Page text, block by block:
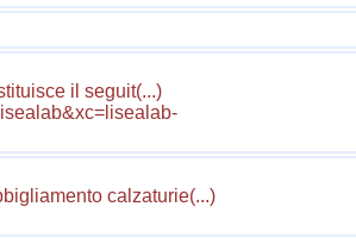
il seguit(...)
calzaturie(...)